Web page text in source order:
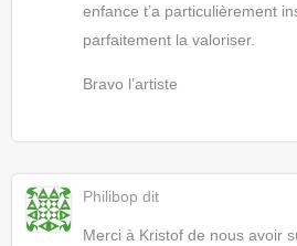
enfance t’a particulièrement
parfaitement la valoriser.
Bravo l’artiste
Philibop dit
Merci à Kristof de nous avoir